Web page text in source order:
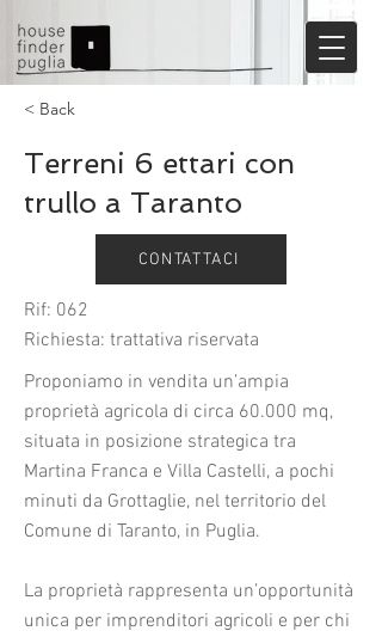
< Back
Terreni 6 ettari con
trullo a Taranto
CONTATTACI
Rif: 062
Richiesta: trattativa riservata
Proponiamo in vendita un’ampia
proprietà agricola di circa 60.000 mq,
situata in posizione strategica tra
Martina Franca e Villa Castelli, a pochi
minuti da Grottaglie, nel territorio del
Comune di Taranto, in Puglia.
La proprietà rappresenta un’opportunità
unica per imprenditori agricoli e per chi